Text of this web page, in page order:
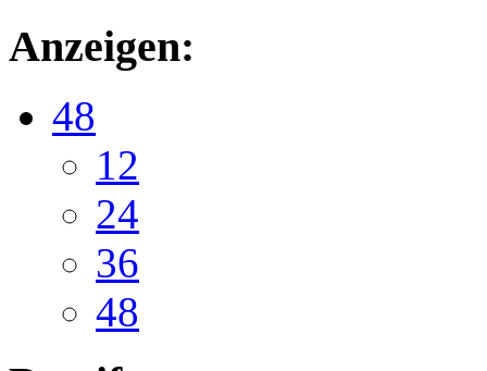
Anzeigen:
48
12
24
36
48